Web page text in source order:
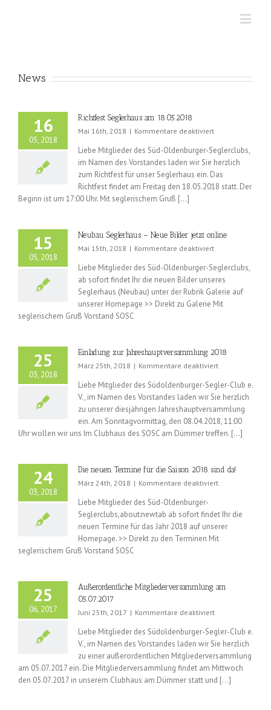
News
16
05, 2018
Richtfest Seglerhaus am 18.05.2018
Mai 16th, 2018 | Kommentare deaktiviertfür
Seglerhaus
am
18.05.2018
Liebe Mitglieder des Süd-Oldenburger-Seglerclubs,
im Namen des Vorstandes laden wir Sie herzlich
zum Richtfest für unser Seglerhaus ein. Das
Richtfest findet am Freitag den 18.05.2018 statt. Der
Beginn ist um 17:00 Uhr. Mit seglerischem Gruß [...]
15
05, 2018
Neubau Seglerhaus – Neue Bilder jetzt online
Mai 15th, 2018 | Kommentare deaktiviertfür
Seglerhaus
–
Neue
Bilder
Liebe Mitglieder des Süd-Oldenburger-Seglerclubs,
ab sofort findet Ihr die neuen Bilder unseres
Seglerhaus (Neubau) unter der Rubrik Galerie auf
unserer Homepage >> Direkt zu Galerie Mit
seglerischem Gruß Vorstand SOSC
25
03, 2018
Einladung zur Jahreshauptversammlung 2018
März 25th, 2018 | Kommentare deaktiviertfür
zur
2018
Liebe Mitglieder des Südoldenburger-Segler-Club e.
V., im Namen des Vorstandes laden wir Sie herzlich
zu unserer diesjährigen Jahreshauptversammlung
ein. Am Sonntagvormittag, den 08.04.2018, 11:00
Uhr wollen wir uns Im Clubhaus des SOSC am Dümmer treffen. [...]
24
03, 2018
Die neuen Termine für die Saison 2018 sind da!
März 24th, 2018 | Kommentare deaktiviertfür
Termine
für
die
Liebe Mitglieder des Süd-Oldenburger-
Seglerclubs,about:newtab ab sofort findet Ihr die
neuen Termine für das Jahr 2018 auf unserer
Homepage. >> Direkt zu den Terminen Mit
seglerischem Gruß Vorstand SOSC
25
06, 2017
Außerordentliche Mitgliederversammlung am
05.07.2017
Juni 25th, 2017 | Kommentare deaktiviertfür
am
05.07.2017
Liebe Mitglieder des Südoldenburger-Segler-Club e.
V., im Namen des Vorstandes laden wir Sie herzlich
zu einer außerordentlichen Mitgliederversammlung
am 05.07.2017 ein. Die Mitgliederversammlung findet am Mittwoch
den 05.07.2017 in unserem Clubhaus am Dümmer statt und [...]